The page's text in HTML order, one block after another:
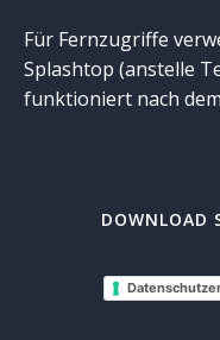
Für Fernzugriffe
Splashtop (anstelle
funktioniert nach
DOWNLOAD